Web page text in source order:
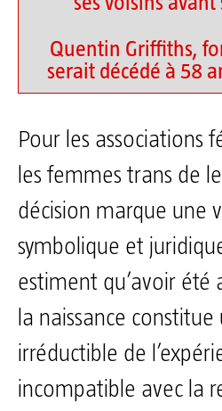
Quentin Griffiths,
serait décédé à 58
Pour les associations
les femmes trans de
décision marque une
symbolique et
estiment qu’avoir été
la naissance
irréductible de
incompatible avec la